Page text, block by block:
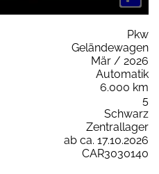
Pkw
Geländewagen
Mär / 2026
Automatik
6.000 km
5
Schwarz
Zentrallager
ab ca. 17.10.2026
CAR3030140